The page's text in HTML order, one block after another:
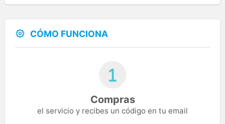
CÓMO FUNCIONA
Compras
el servicio y recibes un código en tu email